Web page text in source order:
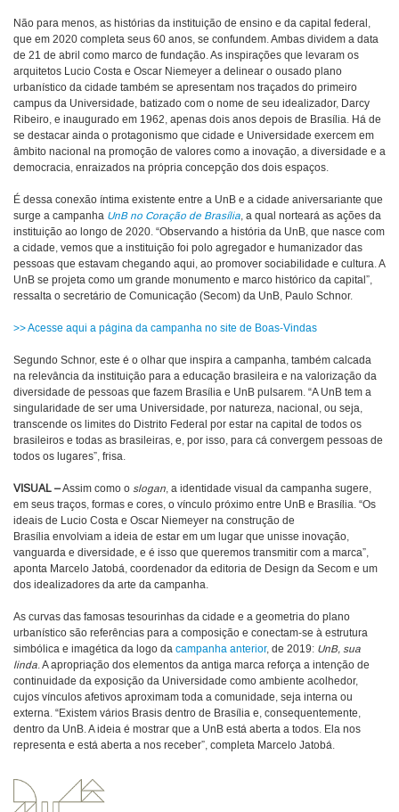
Não para menos, as histórias da instituição de ensino e da capital federal,
que em 2020 completa seus 60 anos, se confundem. Ambas dividem a data
de 21 de abril como marco de fundação. As inspirações que levaram os
arquitetos Lucio Costa e Oscar Niemeyer a delinear o ousado plano
urbanístico da cidade também se apresentam nos traçados do primeiro
campus da Universidade, batizado com o nome de seu idealizador, Darcy
Ribeiro, e inaugurado em 1962, apenas dois anos depois de Brasília. Há de
se destacar ainda o protagonismo que cidade e Universidade exercem em
âmbito nacional na promoção de valores como a inovação, a diversidade e a
democracia, enraizados na própria concepção dos dois espaços.
É dessa conexão íntima existente entre a UnB e a cidade aniversariante que
surge a campanha UnB no Coração de Brasília, a qual norteará as ações da
instituição ao longo de 2020. “Observando a história da UnB, que nasce com
a cidade, vemos que a instituição foi polo agregador e humanizador das
pessoas que estavam chegando aqui, ao promover sociabilidade e cultura. A
UnB se projeta como um grande monumento e marco histórico da capital”,
ressalta o secretário de Comunicação (Secom) da UnB, Paulo Schnor.
>> Acesse aqui a página da campanha no site de Boas-Vindas
Segundo Schnor, este é o olhar que inspira a campanha, também calcada
na relevância da instituição para a educação brasileira e na valorização da
diversidade de pessoas que fazem Brasília e UnB pulsarem. “A UnB tem a
singularidade de ser uma Universidade, por natureza, nacional, ou seja,
transcende os limites do Distrito Federal por estar na capital de todos os
brasileiros e todas as brasileiras, e, por isso, para cá convergem pessoas de
todos os lugares”, frisa.
VISUAL –Assim como o slogan, a identidade visual da campanha sugere,
em seus traços, formas e cores, o vínculo próximo entre UnB e Brasília. “Os
ideais de Lucio Costa e Oscar Niemeyer na construção de
Brasília envolviam a ideia de estar em um lugar que unisse inovação,
vanguarda e diversidade, e é isso que queremos transmitir com a marca”,
aponta Marcelo Jatobá, coordenador da editoria de Design da Secom e um
dos idealizadores da arte da campanha.
As curvas das famosas tesourinhas da cidade e a geometria do plano
urbanístico são referências para a composição e conectam-se à estrutura
simbólica e imagética da logo da campanha anterior, de 2019: UnB, sua
linda. A apropriação dos elementos da antiga marca reforça a intenção de
continuidade da exposição da Universidade como ambiente acolhedor,
cujos vínculos afetivos aproximam toda a comunidade, seja interna ou
externa. “Existem vários Brasis dentro de Brasília e, consequentemente,
dentro da UnB. A ideia é mostrar que a UnB está aberta a todos. Ela nos
representa e está aberta a nos receber”, completa Marcelo Jatobá.